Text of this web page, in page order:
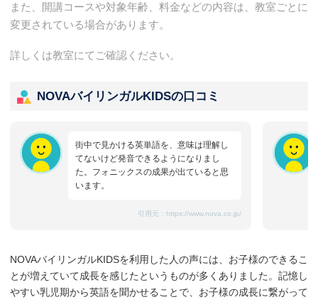
また、開講コースや対象年齢、料金などの内容は、教室ごとに
変更されている場合があります。
詳しくは教室にてご確認ください。
NOVAバイリンガルKIDSの口コミ
街中で見かける英単語を、意味は理解し
てないけど発音できるようになりまし
た。フォニックスの成果が出ていると思
います。
引用元： https://www.nova.co.jp/
NOVAバイリンガルKIDSを利用した人の声には、お子様のできるこ
とが増えていて成長を感じたというものが多くありました。記憶し
やすい乳児期から英語を聞かせることで、お子様の成長に繋がって